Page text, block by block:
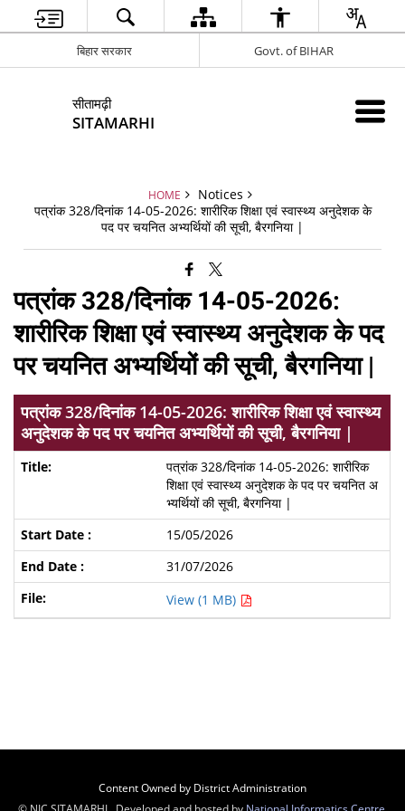
बिहार सरकार Govt. of BIHAR
सीतामढ़ी
SITAMARHI
HOME
Notices
पत्रांक 328/दिनांक 14-05-2026: शारीरिक शिक्षा एवं स्वास्थ्य अनुदेशक के
पद पर चयनित अभ्यर्थियों की सूची, बैरगनिया |
पत्रांक 328/दिनांक 14-05-2026:
शारीरिक शिक्षा एवं स्वास्थ्य अनुदेशक के पद
पर चयनित अभ्यर्थियों की सूची, बैरगनिया |
पत्रांक 328/दिनांक 14-05-2026: शारीरिक शिक्षा एवं स्वास्थ्य
अनुदेशक के पद पर चयनित अभ्यर्थियों की सूची, बैरगनिया |
पत्रांक 328/दिनांक 14-05-2026: शारीरिक
शिक्षा एवं स्वास्थ्य अनुदेशक के पद पर चयनित अ
भ्यर्थियों की सूची, बैरगनिया |
15/05/2026
31/07/2026
View (1 MB)
Content Owned by District Administration